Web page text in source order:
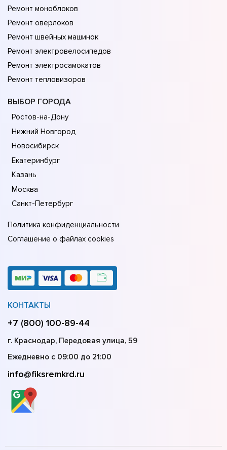
Ремонт моноблоков
Ремонт оверлоков
Ремонт швейных машинок
Ремонт электровелосипедов
Ремонт электросамокатов
Ремонт тепловизоров
ВЫБОР ГОРОДА
Ростов-на-Дону
Нижний Новгород
Новосибирск
Екатеринбург
Казань
Москва
Санкт-Петербург
Политика конфиденциальности
Соглашение о файлах cookies
КОНТАКТЫ
+7 (800) 100-89-44
г. Краснодар, Передовая улица, 59
Ежедневно с 09:00 до 21:00
info@fiksremkrd.ru